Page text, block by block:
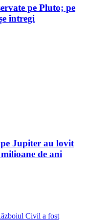
pe Pluto; pe
întregi
Jupiter au lovit
de ani
Civil a fost